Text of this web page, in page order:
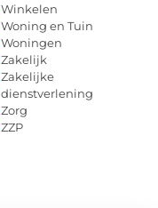
Winkelen
Woning en Tuin
Woningen
Zakelijk
Zakelijke
dienstverlening
Zorg
ZZP